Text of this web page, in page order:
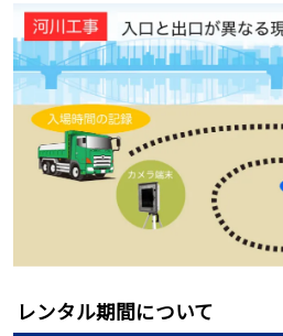
レンタル期間について